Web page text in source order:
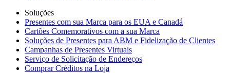
Soluções
Presentes com sua Marca para os EUA e Canadá
Cartões Comemorativos com a sua Marca
Soluções de Presentes para ABM e Fidelização de Clientes
Campanhas de Presentes Virtuais
Serviço de Solicitação de Endereços
Comprar Créditos na Loja